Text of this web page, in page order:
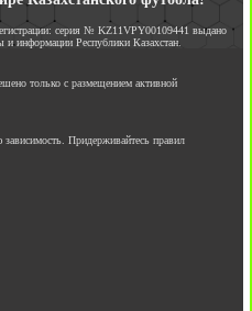
серия № KZ11VPY00109441 выдано
информации Республики Казахстан.
только с размещением активной
Придерживайтесь правил